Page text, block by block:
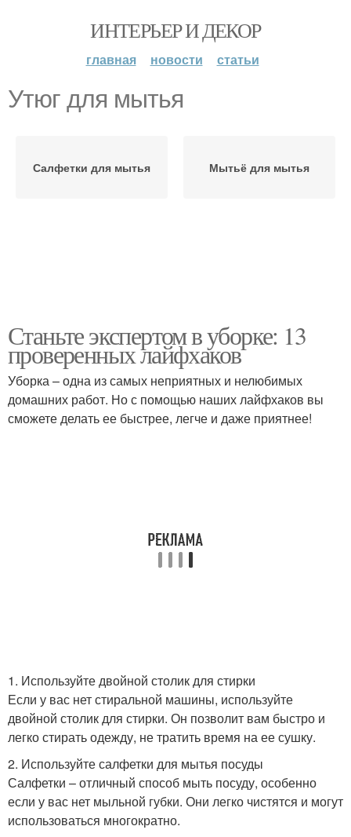
ИНТЕРЬЕР И ДЕКОР
главная новости статьи
Утюг для мытья
Салфетки для мытья Мытьё для мытья
Станьте экспертом в уборке: 13
проверенных лайфхаков
Уборка – одна из самых неприятных и нелюбимых
домашних работ. Но с помощью наших лайфхаков вы
сможете делать ее быстрее, легче и даже приятнее!
1. Используйте двойной столик для стирки
Если у вас нет стиральной машины, используйте
двойной столик для стирки. Он позволит вам быстро и
легко стирать одежду, не тратить время на ее сушку.
2. Используйте салфетки для мытья посуды
Салфетки – отличный способ мыть посуду, особенно
если у вас нет мыльной губки. Они легко чистятся и могут
использоваться многократно.